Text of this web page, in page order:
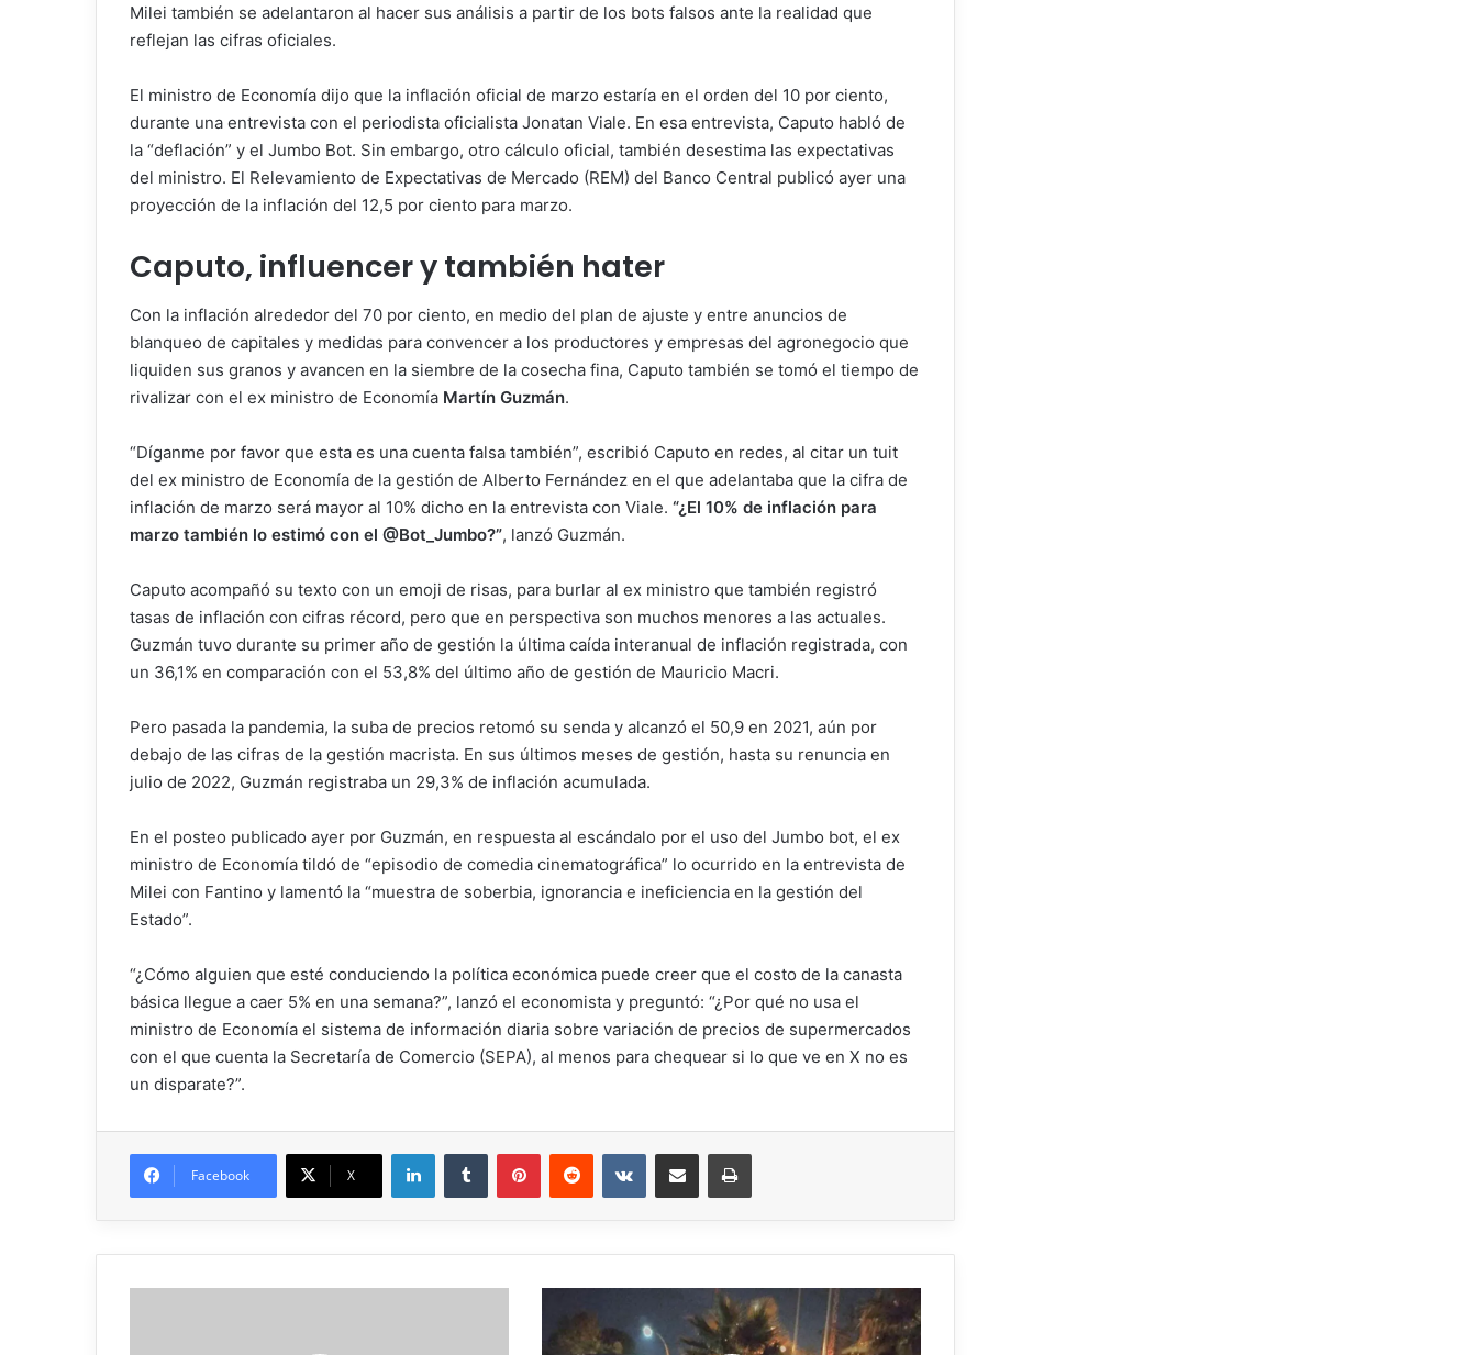
Milei también se adelantaron al hacer sus análisis a partir de los bots falsos ante la realidad que
reflejan las cifras oficiales.
El ministro de Economía dijo que la inflación oficial de marzo estaría en el orden del 10 por ciento,
durante una entrevista con el periodista oficialista Jonatan Viale. En esa entrevista, Caputo habló de
la “deflación” y el Jumbo Bot. Sin embargo, otro cálculo oficial, también desestima las expectativas
del ministro. El Relevamiento de Expectativas de Mercado (REM) del Banco Central publicó ayer una
proyección de la inflación del 12,5 por ciento para marzo.
Caputo, influencer y también hater
Con la inflación alrededor del 70 por ciento, en medio del plan de ajuste y entre anuncios de
blanqueo de capitales y medidas para convencer a los productores y empresas del agronegocio que
liquiden sus granos y avancen en la siembre de la cosecha fina, Caputo también se tomó el tiempo de
rivalizar con el ex ministro de Economía Martín Guzmán.
“Díganme por favor que esta es una cuenta falsa también”, escribió Caputo en redes, al citar un tuit
del ex ministro de Economía de la gestión de Alberto Fernández en el que adelantaba que la cifra de
inflación de marzo será mayor al 10% dicho en la entrevista con Viale. “¿El 10% de inflación para
marzo también lo estimó con el @Bot_Jumbo?”, lanzó Guzmán.
Caputo acompañó su texto con un emoji de risas, para burlar al ex ministro que también registró
tasas de inflación con cifras récord, pero que en perspectiva son muchos menores a las actuales.
Guzmán tuvo durante su primer año de gestión la última caída interanual de inflación registrada, con
un 36,1% en comparación con el 53,8% del último año de gestión de Mauricio Macri.
Pero pasada la pandemia, la suba de precios retomó su senda y alcanzó el 50,9 en 2021, aún por
debajo de las cifras de la gestión macrista. En sus últimos meses de gestión, hasta su renuncia en
julio de 2022, Guzmán registraba un 29,3% de inflación acumulada.
En el posteo publicado ayer por Guzmán, en respuesta al escándalo por el uso del Jumbo bot, el ex
ministro de Economía tildó de “episodio de comedia cinematográfica” lo ocurrido en la entrevista de
Milei con Fantino y lamentó la “muestra de soberbia, ignorancia e ineficiencia en la gestión del
Estado”.
“¿Cómo alguien que esté conduciendo la política económica puede creer que el costo de la canasta
básica llegue a caer 5% en una semana?”, lanzó el economista y preguntó: “¿Por qué no usa el
ministro de Economía el sistema de información diaria sobre variación de precios de supermercados
con el que cuenta la Secretaría de Comercio (SEPA), al menos para chequear si lo que ve en X no es
un disparate?”.
Facebook X